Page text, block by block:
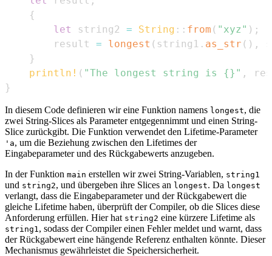
{
let
string2 = String :: from ( "xyz" ) ;
        result
= longest ( string1 . as_str ( ) ,
}
println! ( "The longest string is {}" ,
}
In diesem Code definieren wir eine Funktion namens longest, die
zwei String-Slices als Parameter entgegennimmt und einen String-
Slice zurückgibt. Die Funktion verwendet den Lifetime-Parameter
'a, um die Beziehung zwischen den Lifetimes der
Eingabeparameter und des Rückgabewerts anzugeben.
In der Funktion main erstellen wir zwei String-Variablen, string1
und string2, und übergeben ihre Slices an longest. Da longest
verlangt, dass die Eingabeparameter und der Rückgabewert die
gleiche Lifetime haben, überprüft der Compiler, ob die Slices diese
Anforderung erfüllen. Hier hat string2 eine kürzere Lifetime als
string1 , sodass der Compiler einen Fehler meldet und warnt, dass
der Rückgabewert eine hängende Referenz enthalten könnte. Dieser
Mechanismus gewährleistet die Speichersicherheit.